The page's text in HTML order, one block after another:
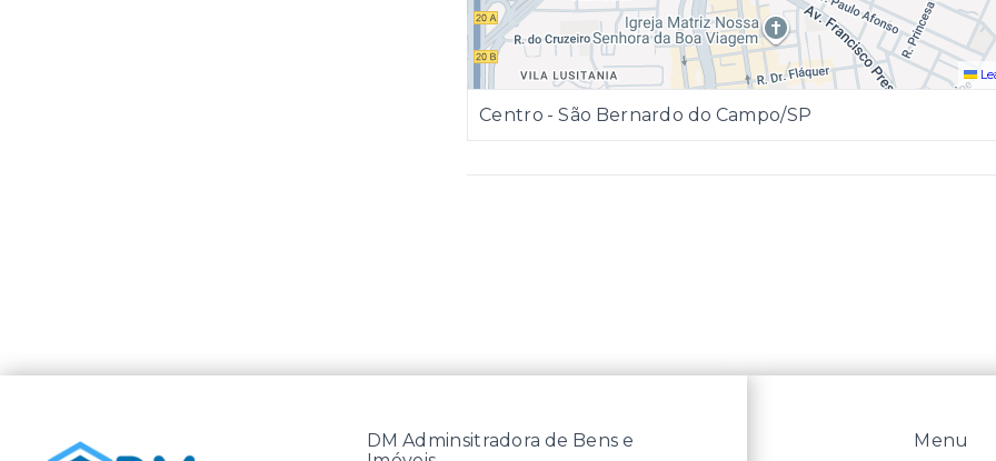
Centro - São Bernardo do Campo/SP
Menu
DM Adminsitradora de Bens e